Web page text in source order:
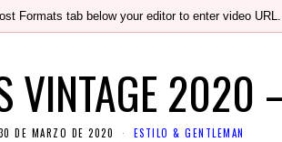
Formats tab below your editor to enter video URL.
VINTAGE 2020
DE MARZO DE 2020 ESTILO & GENTLEMAN